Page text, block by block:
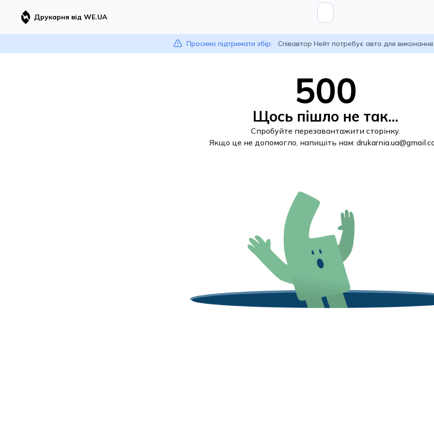
Друкарня від WE.UA
Просимо підтримати збір: Співавтор Нейт потребує авто для
500
Щось пішло не так...
Спробуйте перезавантажити сторінку.
Якщо це не допомогло, напишіть нам: